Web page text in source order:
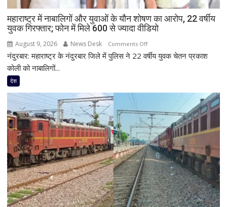
महाराष्ट्र में नाबालिगों और युवाओं के यौन शोषण का आरोप, 22 वर्षीय
युवक गिरफ्तार; फोन में मिले 600 से ज्यादा वीडियो
August 9, 2026 News Desk Comments Offon
महाराष्ट्र
के
यौन
शोषण
का
आरोप,
22
वर्षीय
युवक
गिरफ्तार;
नंदुरबार: महाराष्ट्र के नंदुरबार जिले में पुलिस ने 22 वर्षीय युवक चेतन प्रकाश
कोली को नाबालिगों...
देश